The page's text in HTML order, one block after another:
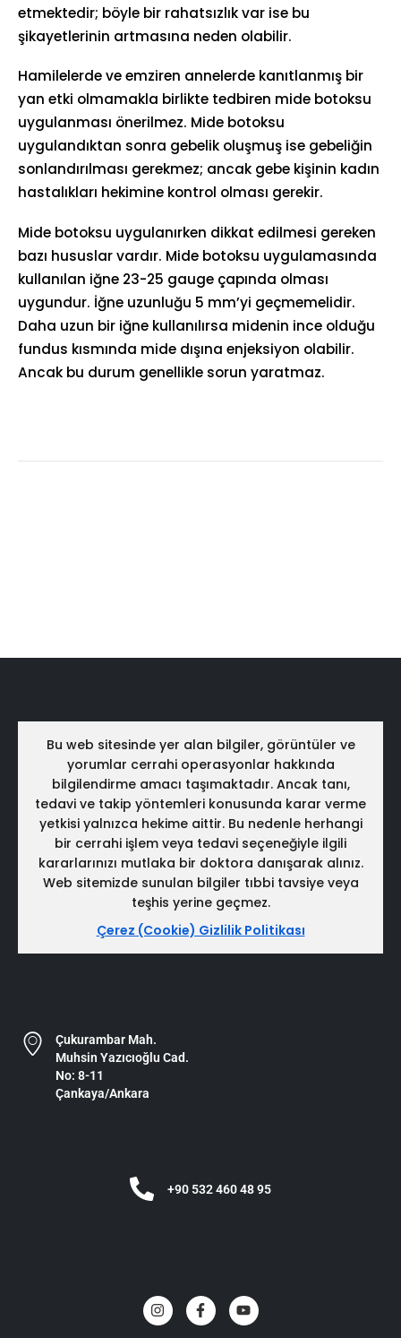
etmektedir; böyle bir rahatsızlık var ise bu
şikayetlerinin artmasına neden olabilir.
Hamilelerde ve emziren annelerde kanıtlanmış bir
yan etki olmamakla birlikte tedbiren mide botoksu
uygulanması önerilmez. Mide botoksu
uygulandıktan sonra gebelik oluşmuş ise gebeliğin
sonlandırılması gerekmez; ancak gebe kişinin kadın
hastalıkları hekimine kontrol olması gerekir.
Mide botoksu uygulanırken dikkat edilmesi gereken
bazı hususlar vardır. Mide botoksu uygulamasında
kullanılan iğne 23-25 gauge çapında olması
uygundur. İğne uzunluğu 5 mm’yi geçmemelidir.
Daha uzun bir iğne kullanılırsa midenin ince olduğu
fundus kısmında mide dışına enjeksiyon olabilir.
Ancak bu durum genellikle sorun yaratmaz.
Bu web sitesinde yer alan bilgiler, görüntüler ve
yorumlar cerrahi operasyonlar hakkında
bilgilendirme amacı taşımaktadır. Ancak tanı,
tedavi ve takip yöntemleri konusunda karar verme
yetkisi yalnızca hekime aittir. Bu nedenle herhangi
bir cerrahi işlem veya tedavi seçeneğiyle ilgili
kararlarınızı mutlaka bir doktora danışarak alınız.
Web sitemizde sunulan bilgiler tıbbi tavsiye veya
teşhis yerine geçmez.
Çerez (Cookie) Gizlilik Politikası
Çukurambar Mah.
Muhsin Yazıcıoğlu Cad.
No: 8-11
Çankaya/Ankara
+90 532 460 48 95